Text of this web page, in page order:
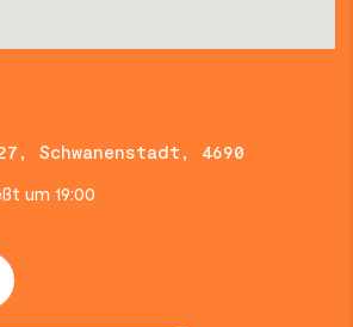
Schwanenstadt, 4690
um 19:00